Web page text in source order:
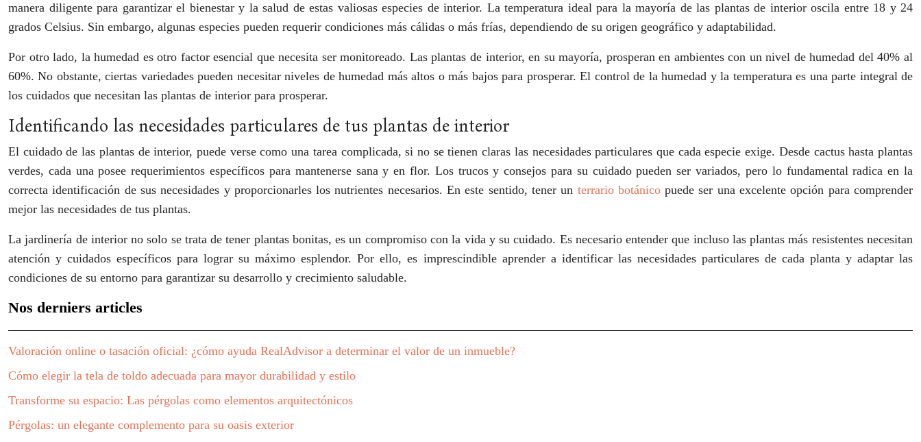
manera diligente para garantizar el bienestar y la salud de estas valiosas especies de interior. La temperatura ideal para la mayoría de las plantas de interior oscila entre 18 y 24
grados Celsius. Sin embargo, algunas especies pueden requerir condiciones más cálidas o más frías, dependiendo de su origen geográfico y adaptabilidad.
Por otro lado, la humedad es otro factor esencial que necesita ser monitoreado. Las plantas de interior, en su mayoría, prosperan en ambientes con un nivel de humedad del 40% al
60%. No obstante, ciertas variedades pueden necesitar niveles de humedad más altos o más bajos para prosperar. El control de la humedad y la temperatura es una parte integral de
los cuidados que necesitan las plantas de interior para prosperar.
Identificando las necesidades particulares de tus plantas de interior
El cuidado de las plantas de interior, puede verse como una tarea complicada, si no se tienen claras las necesidades particulares que cada especie exige. Desde cactus hasta plantas
verdes, cada una posee requerimientos específicos para mantenerse sana y en flor. Los trucos y consejos para su cuidado pueden ser variados, pero lo fundamental radica en la
correcta identificación de sus necesidades y proporcionarles los nutrientes necesarios. En este sentido, tener un terrario botánicopuede ser una excelente opción para comprender
mejor las necesidades de tus plantas.
La jardinería de interior no solo se trata de tener plantas bonitas, es un compromiso con la vida y su cuidado. Es necesario entender que incluso las plantas más resistentes necesitan
atención y cuidados específicos para lograr su máximo esplendor. Por ello, es imprescindible aprender a identificar las necesidades particulares de cada planta y adaptar las
condiciones de su entorno para garantizar su desarrollo y crecimiento saludable.
Nos derniers articles
Valoración online o tasación oficial: ¿cómo ayuda RealAdvisor a determinar el valor de un inmueble?
Cómo elegir la tela de toldo adecuada para mayor durabilidad y estilo
Transforme su espacio: Las pérgolas como elementos arquitectónicos
Pérgolas: un elegante complemento para su oasis exterior